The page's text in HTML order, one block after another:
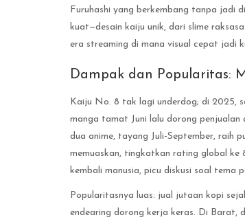
Furuhashi yang berkembang tanpa jadi
kuat—desain kaiju unik, dari slime
era streaming di mana visual cepat jadi
Dampak dan Popularitas:
Kaiju No. 8 tak lagi underdog; di 2025,
manga tamat Juni lalu dorong penjualan
dua anime, tayang Juli-September, raih
memuaskan, tingkatkan rating global ke
kembali manusia, picu diskusi soal tema
Popularitasnya luas: jual jutaan kopi
endearing dorong kerja keras. Di Barat,